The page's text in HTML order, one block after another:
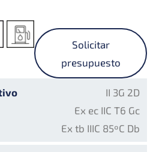
Solicitar
presupuesto
II 3G 2D
Ex ec IIC T6 Gc
Ex tb IIIC 85ºC Db